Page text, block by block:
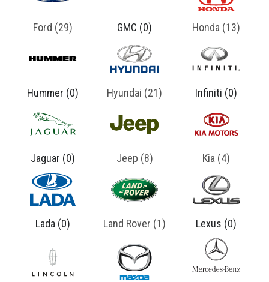
Ford (29) GMC (0) Honda (13)
Hummer (0) Hyundai (21) Infiniti (0)
Jaguar (0) Jeep (8) Kia (4)
Lada (0) Land Rover (1) Lexus (0)
8 Carros Mais Vendidos da Land Rover
maio 14, 2025
Os 8 Carros Mais Vendidos da Land Rover no
Brasil: Luxo, Aventura e Prestígio em Cada Trajeto
A Land Rover construiu uma reputação sólida e
distinta no universo automotivo. Mais do que uma